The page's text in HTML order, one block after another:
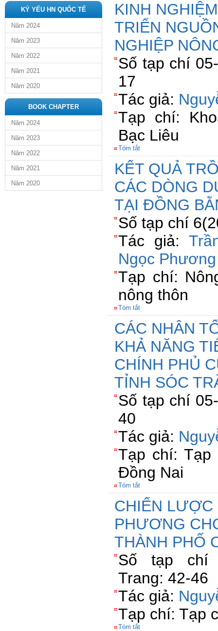
KỶ YẾU HN QUỐC TẾ
Năm 2024
Năm 2023
Năm 2022
Năm 2021
Năm 2020
BOOK CHAPTER
Năm 2024
Năm 2023
Năm 2022
Năm 2021
Năm 2020
KINH
TRIỂN
NGHIỆP
Số tạp chí
17
Tác giả:
Tạp chí:
Bạc Liêu
Tóm tắt
KẾT QUẢ
CÁC DÒNG
TẠI ĐỒNG
Số tạp chí
Tác giả:
Ngọc Phương
Tạp chí:
nông thôn
Tóm tắt
CÁC NHÂN
KHẢ NĂNG
CHÍNH PHỦ
TỈNH SÓC
Số tạp chí
40
Tác giả:
Tạp chí:
Đồng Nai
Tóm tắt
CHIẾN LƯỢC
PHƯƠNG
THÀNH PHỐ
Số tạp chí
Trang: 42-46
Tác giả:
Tạp chí: Tạp
Tóm tắt